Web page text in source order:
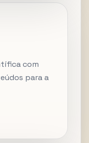
com
para a